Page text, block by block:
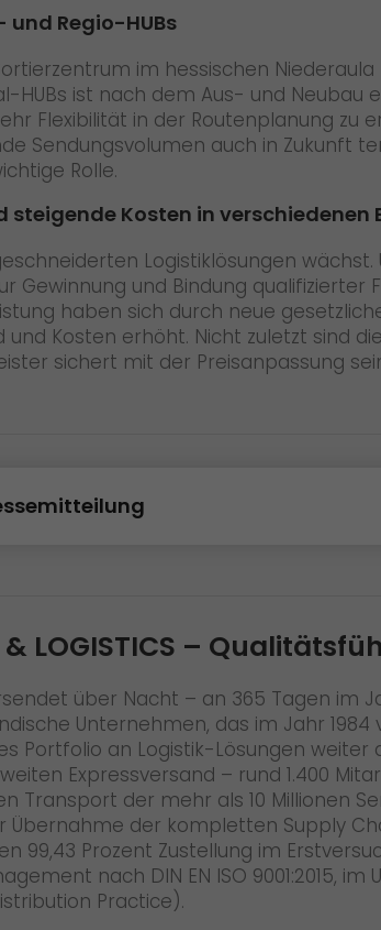
Regio-HUBs
im hessischen
HUBs ist nach dem Aus- und
Flexibilität in der Routenplanung zu
Sendungsvolumen auch in Zukunft
Rolle.
steigende Kosten in verschiedenen
Logistiklösungen
Gewinnung und Bindung
haben sich durch neue
Kosten erhöht. Nicht zuletzt sind
sichert mit der Preisanpassung
& LOGISTICS –
über Nacht – an 365 Tagen im
Unternehmen, das im Jahr
Portfolio an Logistik-Lösungen
Expressversand – rund 1.400
Transport der mehr als 10 Millionen
Übernahme der kompletten Supply
99,43 Prozent Zustellung im
nach DIN EN ISO 9001:2015,
Practice).